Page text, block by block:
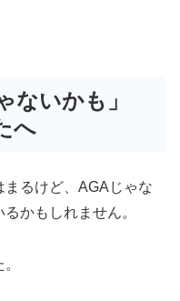
ないかも」
へ
るけど、AGAじゃな
かもしれません。